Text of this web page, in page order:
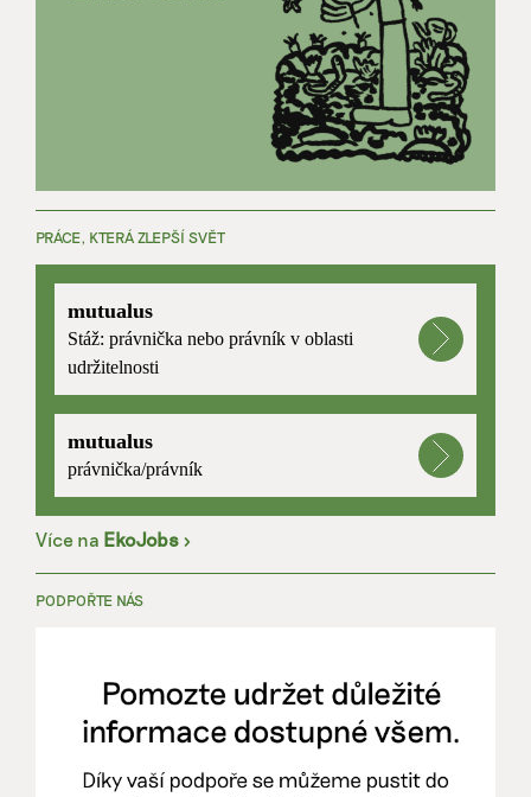
PRÁCE, KTERÁ ZLEPŠÍ SVĚT
mutualus
Stáž: právnička nebo právník v oblasti
udržitelnosti
mutualus
právnička/právník
Více na EkoJobs >
PODPOŘTE NÁS